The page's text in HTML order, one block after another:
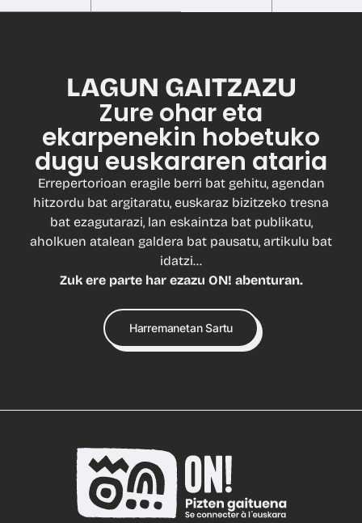
LAGUN GAITZAZU
Zure ohar eta
ekarpenekin hobetuko
dugu euskararen ataria
Errepertorioan eragile berri bat gehitu, agendan
hitzordu bat argitaratu, euskaraz bizitzeko tresna
bat ezagutarazi, lan eskaintza bat publikatu,
aholkuen atalean galdera bat pausatu, artikulu bat
idatzi…
Zuk ere parte har ezazu ON! abenturan.
Harremanetan Sartu